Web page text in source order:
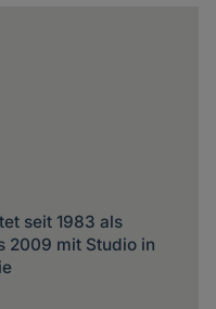
seit 1983 als
2009 mit Studio in